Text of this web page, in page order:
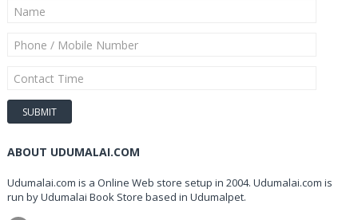
ABOUT UDUMALAI.COM
Udumalai.com is a Online Web store setup in 2004. Udumalai.com is
run by Udumalai Book Store based in Udumalpet.